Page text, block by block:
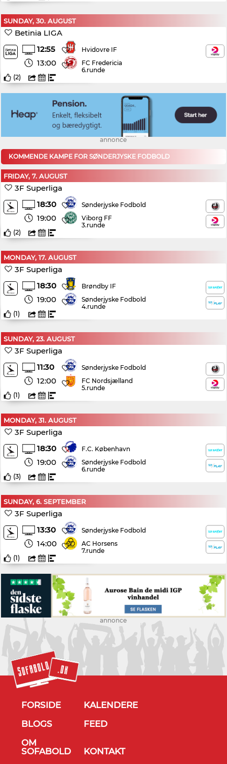
SUNDAY, 30. AUGUST
Betinia LIGA
12:55
13:00
Hvidovre IF
FC Fredericia
6.runde
(2)
annonce
KOMMENDE KAMPE FOR SØNDERJYSKE FODBOLD
FRIDAY, 7. AUGUST
3F Superliga
18:30
19:00
Sønderjyske Fodbold
Viborg FF
3.runde
(2)
MONDAY, 17. AUGUST
3F Superliga
18:30
19:00
Brøndby IF
Sønderjyske Fodbold
4.runde
(1)
SUNDAY, 23. AUGUST
3F Superliga
11:30
12:00
Sønderjyske Fodbold
FC Nordsjælland
5.runde
(1)
MONDAY, 31. AUGUST
3F Superliga
18:30
19:00
F.C. København
Sønderjyske Fodbold
6.runde
(3)
SUNDAY, 6. SEPTEMBER
3F Superliga
13:30
14:00
Sønderjyske Fodbold
AC Horsens
7.runde
(1)
annonce
FORSIDE
KALENDERE
BLOGS
FEED
OM
SOFABOLD
KONTAKT